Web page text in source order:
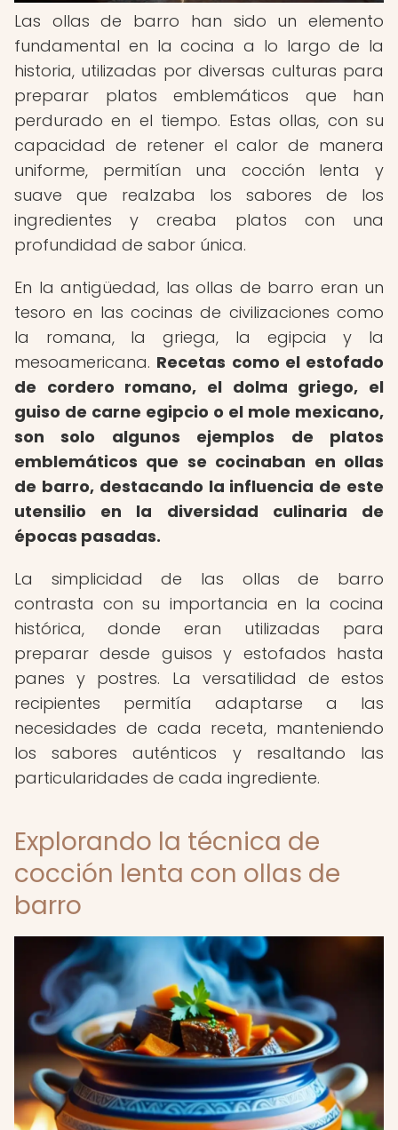
Las ollas de barro han sido un elemento
fundamental en la cocina a lo largo de la
historia, utilizadas por diversas culturas para
preparar platos emblemáticos que han
perdurado en el tiempo. Estas ollas, con su
capacidad de retener el calor de manera
uniforme, permitían una cocción lenta y
suave que realzaba los sabores de los
ingredientes y creaba platos con una
profundidad de sabor única.
En la antigüedad, las ollas de barro eran un
tesoro en las cocinas de civilizaciones como
la romana, la griega, la egipcia y la
mesoamericana. Recetas como el estofado
de cordero romano, el dolma griego, el
guiso de carne egipcio o el mole mexicano,
son solo algunos ejemplos de platos
emblemáticos que se cocinaban en ollas
de barro, destacando la influencia de este
utensilio en la diversidad culinaria de
épocas pasadas.
La simplicidad de las ollas de barro
contrasta con su importancia en la cocina
histórica, donde eran utilizadas para
preparar desde guisos y estofados hasta
panes y postres. La versatilidad de estos
recipientes permitía adaptarse a las
necesidades de cada receta, manteniendo
los sabores auténticos y resaltando las
particularidades de cada ingrediente.
Explorando la técnica de
cocción lenta con ollas de
barro